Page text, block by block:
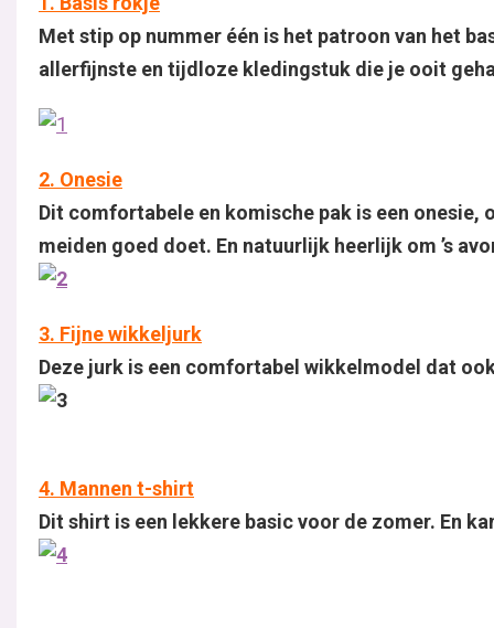
Met stip op nummer één is het patroon van het
allerfijnste en tijdloze kledingstuk die je ooit
2. Onesie
Dit comfortabele en komische pak is een
meiden goed doet. En natuurlijk heerlijk om ’s
3. Fijne wikkeljurk
Deze jurk is een comfortabel wikkelmodel dat
4. Mannen t-shirt
Dit shirt is een lekkere basic voor de zomer. En